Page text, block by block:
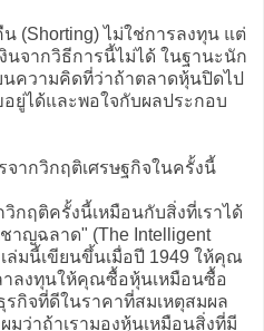
(Shorting) ไม่ใช่การลงทุน แต่
นจากวิธีการนี้ไม่ได้ ในฐานะนัก
ความคิดที่ว่าถ้าตลาดหุ้นปิดไป
ยู่ได้และพอใจกับผลประกอบ
ากวิกฤติเศรษฐกิจในครั้งนี้
วิกฤติครั้งนี้เหมือนกับสิ่งที่เราได้
าญฉลาด" (The Intelligent
ล่มนี้เขียนขึ้นเมื่อปี 1949 ให้คุณ
าลงทุนให้คุณซื้อหุ้นเหมือนซื้อ
กิจที่ดีในราคาที่สมเหตุสมผล
ว่าถ้าเรามองหุ้นเหมือนสิ่งที่มี